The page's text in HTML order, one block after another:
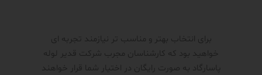
برای انتخاب بهتر و مناسب تر نیازمند تجربه ای
خواهید بود که کارشناسان مجرب شرکت قدیر لوله
پاسارگاد به صورت رایگان در اختیار شما قرار خواهند